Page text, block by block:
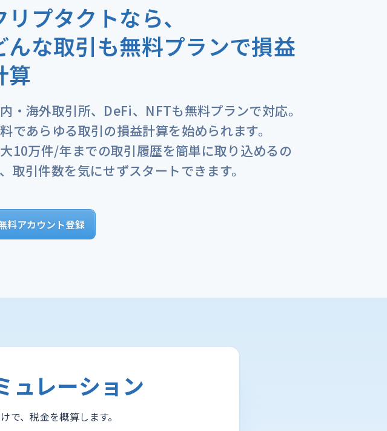
リプタクトなら、
んな取引も無料プランで損益
算
・海外取引所、DeFi、NFTも無料プランで対応。
であらゆる取引の損益計算を始められます。
10万件/年までの取引履歴を簡単に取り込めるの
取引件数を気にせずスタートできます。
料アカウント登録
ュレーション
で、税金を概算します。